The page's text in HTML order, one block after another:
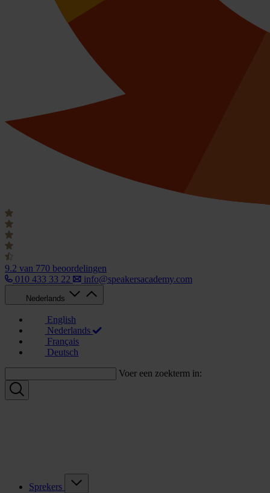
9.2 van 770 beoordelingen
010 433 33 22
info@speakersacademy.com
Nederlands
English
Nederlands
Français
Deutsch
Voer een zoekterm in:
Sprekers